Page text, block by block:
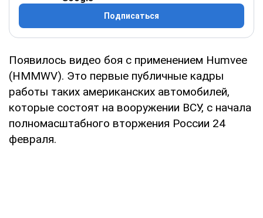
Подписаться
Появилось видео боя с применением Humvee
(HMMWV). Это первые публичные кадры
работы таких американских автомобилей,
которые состоят на вооружении ВСУ, с начала
полномасштабного вторжения России 24
февраля.